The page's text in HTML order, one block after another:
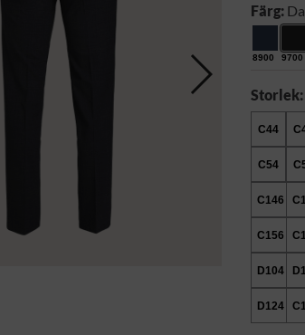
Färg:
8900 9700
Storlek:
C44
C54
C146
C156
D104
D124